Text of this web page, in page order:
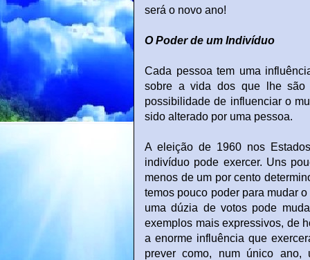
será o novo ano!
O Poder de um Indivíduo
Cada pessoa tem uma
sobre a vida dos que lhe são
possibilidade de influenciar o
sido alterado por uma pessoa.
A eleição de 1960 nos
indivíduo pode exercer. Uns
menos de um por cento
temos pouco poder para mudar
uma dúzia de votos pode
exemplos mais expressivos, de
a enorme influência que
prever como, num único ano,